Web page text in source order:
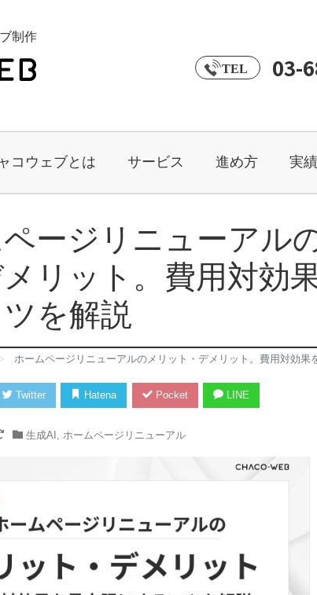
制作
TEL 03-
コウェブとは サービス 進め方 実績
ージリニューアル
メリット。費用対効
を解説
ホームページリニューアルのメリット・デメリット。費用対効果
Twitter Hatena Pocket LINE
生成AI , ホームページリニューアル